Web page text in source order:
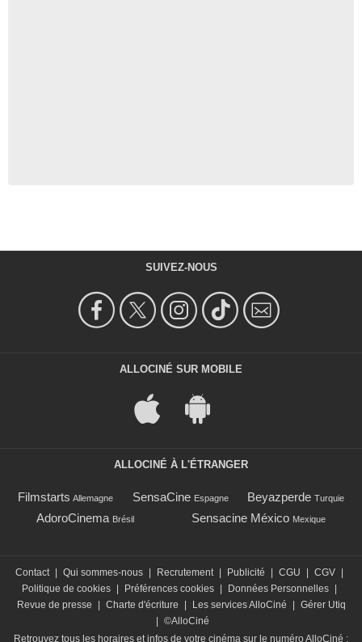
SUIVEZ-NOUS
ALLOCINÉ SUR MOBILE
ALLOCINÉ À L'ÉTRANGER
Filmstarts Allemagne SensaCine Espagne Beyazperde Turquie
AdoroCinema Brésil Sensacine México Mexique
Contact Qui sommes-nous Recrutement Publicité CGU CGV
Politique de cookies
Préférences cookies Données Personnelles
Revue de presse
Charte d'écriture Les services AlloCiné
Gérer Utiq
©AlloCiné
Retrouvez tous les horaires et infos de votre cinéma sur le numéro AlloCiné :